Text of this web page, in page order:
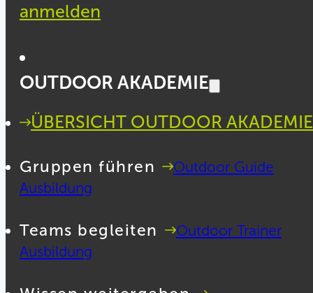
anmelden
OUTDOOR AKADEMIE
ÜBERSICHT OUTDOOR AKADEMIE
Gruppen führen
Outdoor Guide
Ausbildung
Teams begleiten
Outdoor Trainer
Ausbildung